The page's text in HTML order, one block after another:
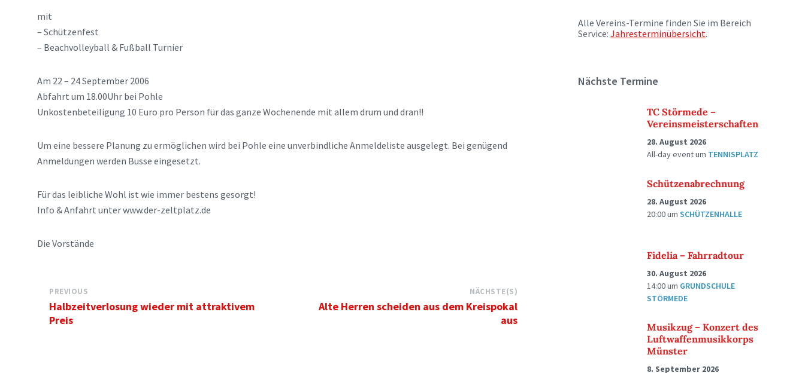
mit
– Schützenfest
– Beachvolleyball & Fußball Turnier
Am 22 – 24 September 2006
Abfahrt um 18.00Uhr bei Pohle
Unkostenbeteiligung 10 Euro pro Person für das ganze Wochenende mit allem drum und dran!!
Um eine bessere Planung zu ermöglichen wird bei Pohle eine unverbindliche Anmeldeliste ausgelegt. Bei genügend
Anmeldungen werden Busse eingesetzt.
Für das leibliche Wohl ist wie immer bestens gesorgt!
Info & Anfahrt unter www.der-zeltplatz.de
Die Vorstände
PREVIOUS
Halbzeitverlosung wieder mit attraktivem
Preis
NÄCHSTE(S)
Alte Herren scheiden aus dem Kreispokal
aus
Alle Vereins-Termine finden Sie im Bereich
Service:Jahresterminübersicht.
Nächste Termine
TC Störmede –
Vereinsmeisterschaften
28. August 2026
All-day eventum TENNISPLATZ
Schützenabrechnung
28. August 2026
20:00umSCHÜTZENHALLE
Fidelia – Fahrradtour
30. August 2026
14:00um GRUNDSCHULE
STÖRMEDE
Musikzug – Konzert des
Luftwaffenmusikkorps
Münster
8. September 2026